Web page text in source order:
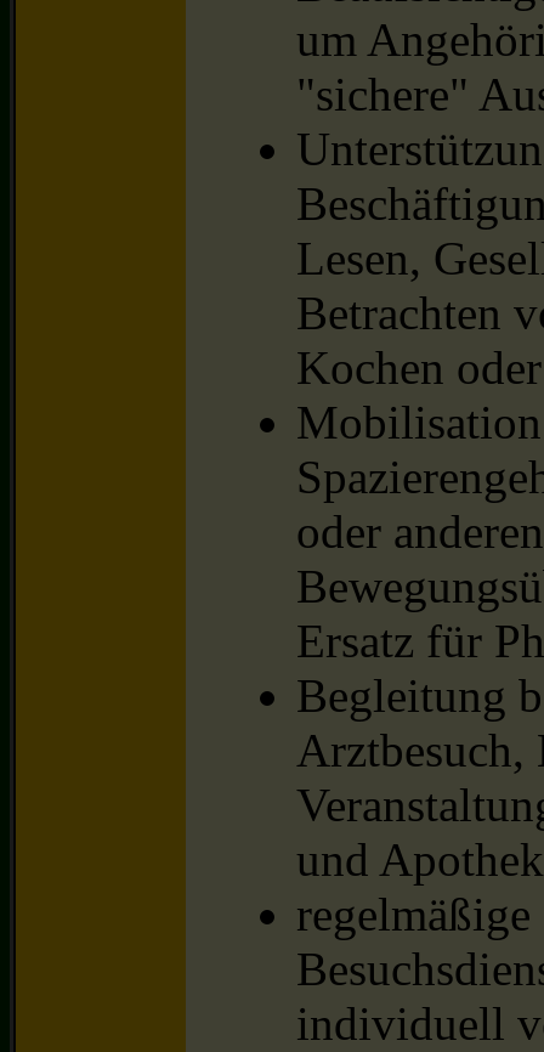
um
"sichere"
Lesen,
Betrachten
Kochen
oder
Ersatz für
Begleitung
Arztbesuch,
und
regelmäßige
individuell